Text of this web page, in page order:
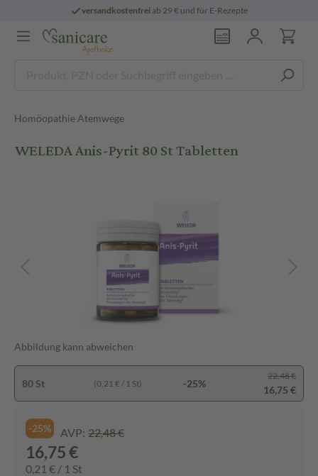
versandkostenfreiab 29 € und für E-Rezepte
Homöopathie Atemwege
WELEDA Anis-Pyrit 80 St Tabletten
Abbildung kann abweichen
80 St (0,21 € / 1 St) -25%
22,48 €
16,75 €
-25% AVP: 22,48 €
16,75 €
0,21 € / 1 St